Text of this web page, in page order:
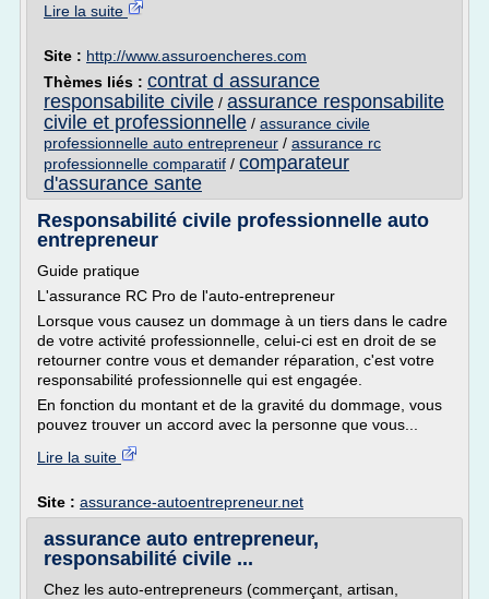
Lire la suite
Site : http://www.assuroencheres.com
Thèmes liés : contrat d assurance
responsabilite civile / assurance responsabilite
civile et professionnelle / assurance civile
professionnelle auto entrepreneur / assurance rc
professionnelle comparatif / comparateur
d'assurance sante
Responsabilité civile professionnelle auto
entrepreneur
Guide pratique
L'assurance RC Pro de l'auto-entrepreneur
Lorsque vous causez un dommage à un tiers dans le cadre
de votre activité professionnelle, celui-ci est en droit de se
retourner contre vous et demander réparation, c'est votre
responsabilité professionnelle qui est engagée.
En fonction du montant et de la gravité du dommage, vous
pouvez trouver un accord avec la personne que vous...
Lire la suite
Site : assurance-autoentrepreneur.net
assurance auto entrepreneur,
responsabilité civile ...
Chez les auto-entrepreneurs (commerçant, artisan,